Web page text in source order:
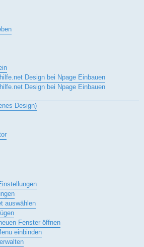
Design bei Npage Einbauen
Design bei Npage Einbauen
Design)
auswählen
Fenster öffnen
einbinden